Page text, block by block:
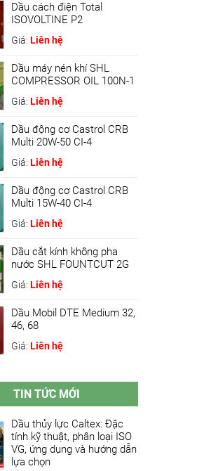
Dầu cách điện Total
ISOVOLTINE P2
Giá: Liên hệ
Dầu máy nén khí SHL
COMPRESSOR OIL 100N-1
Giá: Liên hệ
Dầu động cơ Castrol CRB
Multi 20W-50 CI-4
Giá: Liên hệ
Dầu động cơ Castrol CRB
Multi 15W-40 CI-4
Giá: Liên hệ
Dầu cắt kính không pha
nước SHL FOUNTCUT 2G
Giá: Liên hệ
Dầu Mobil DTE Medium 32,
46, 68
Giá: Liên hệ
TIN TỨC MỚI
Dầu thủy lực Caltex: Đặc
tính kỹ thuật, phân loại ISO
VG, ứng dụng và hướng dẫn
lựa chọn